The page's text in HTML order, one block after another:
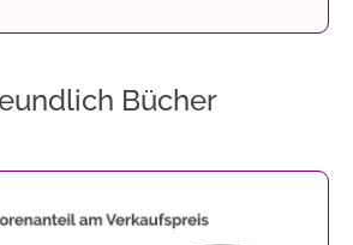
Bücher